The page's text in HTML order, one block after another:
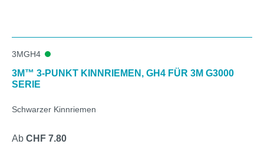
3MGH4
3M™ 3-PUNKT KINNRIEMEN, GH4 FÜR 3M G3000
SERIE
Schwarzer Kinnriemen
Ab CHF 7.80